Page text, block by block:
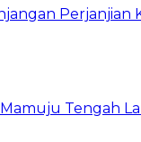
Perjanjian
Tengah